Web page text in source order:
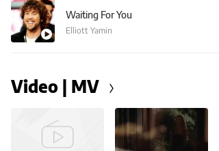
Waiting For You
Elliott Yamin
Video | MV